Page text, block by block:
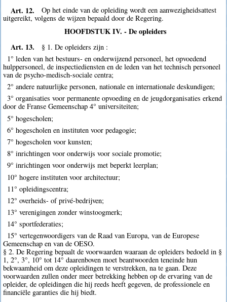
Art. 12.
Op het einde van de opleiding wordt een aanwezigheidsattest
uitgereikt, volgens de wijzen bepaald door de Regering.
HOOFDSTUK IV. - De opleiders
Art. 13.
§ 1. De opleiders zijn :
1° leden van het bestuurs- en onderwijzend personeel, het opvoedend
hulppersoneel, de inspectiediensten en de leden van het technisch personeel
van de psycho-medisch-sociale centra;
2° andere natuurlijke personen, nationale en internationale deskundigen;
3° organisaties voor permanente opvoeding en de jeugdorganisaties erkend
door de Franse Gemeenschap 4° universiteiten;
5° hogescholen;
6° hogescholen en instituten voor pedagogie;
7° hogescholen voor kunsten;
8° inrichtingen voor onderwijs voor sociale promotie;
9° inrichtingen voor onderwijs met beperkt leerplan;
10° hogere instituten voor architectuur;
11° opleidingscentra;
12° overheids- of privé-bedrijven;
13° verenigingen zonder winstoogmerk;
14° sportfederaties;
15° vertegenwoordigers van de Raad van Europa, van de Europese
Gemeenschap en van de OESO.
§ 2. De Regering bepaalt de voorwaarden waaraan de opleiders bedoeld in §
1, 2°, 3°, 10° tot 14° daarenboven moet beantwoorden teneinde hun
bekwaamheid om deze opleidingen te verstrekken, na te gaan. Deze
voorwaarden zullen onder meer betrekking hebben op de ervaring van de
opleider, de opleidingen die hij reeds heeft gegeven, de professionele en
financiële garanties die hij biedt.